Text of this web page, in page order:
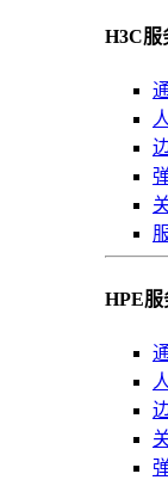
H3C服
HPE服